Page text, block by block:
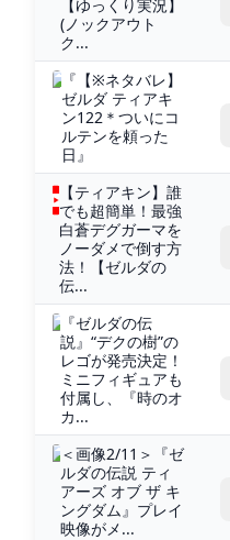
【ゆっくり実況】
(ノックアウト
ク...
『【※ネタバレ】
ゼルダ ティアキ
ン122＊ついにコ
ルテンを頼った
日』
【ティアキン】誰
でも超簡単！最強
白蒼デグガーマを
ノーダメで倒す方
法！【ゼルダの
伝...
『ゼルダの伝
説』“デクの樹”の
レゴが発売決定！
ミニフィギュアも
付属し、『時のオ
カ...
＜画像2/11＞『ゼ
ルダの伝説 ティ
アーズ オブ ザ キ
ングダム』プレイ
映像がメ...